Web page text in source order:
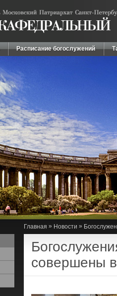
Расписание богослужений
Главная » Новости »
совершены